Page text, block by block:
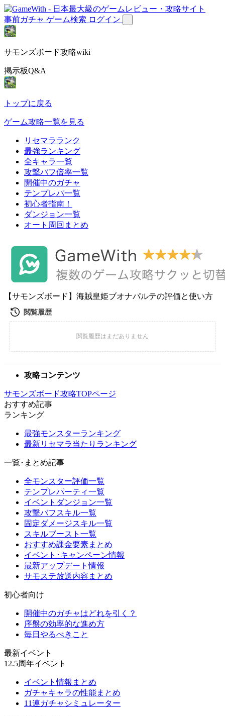
事前ガチャ ゲーム検索 ログイン
サモンズボード攻略wiki
掲示板Q&A
トップに戻る
ゲーム攻略一覧を見る
リセマラランク
最強ランキング
全キャラ一覧
攻撃バフ倍率一覧
開催中のガチャ
テンプレパ一覧
初心者指南！
ダンジョン一覧
オート周回まとめ
【サモンズボード】海賊皇姫ブオナパルテの評価と使い方
攻略コンテンツ
サモンズボード攻略TOPページ
おすすめ記事
ランキング
最強モンスターランキング
最新リセマラ当たりランキング
一覧･まとめ記事
全モンスター評価一覧
テンプレパーティ一覧
イベントダンジョン一覧
攻撃バフスキル一覧
固定ダメージスキル一覧
スキルブースト一覧
おすすめ課金要素まとめ
イベント･キャンペーン情報
最新アップデート情報
サモステ放送内容まとめ
初心者向け
開催中のガチャはどれを引く？
序盤の効率的な進め方
毎日やるべきこと
最新イベント
12.5周年イベント
イベント情報まとめ
ガチャキャラの性能まとめ
11連ガチャシミュレーター